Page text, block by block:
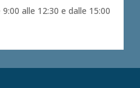
alle 12:30 e dalle 15:00